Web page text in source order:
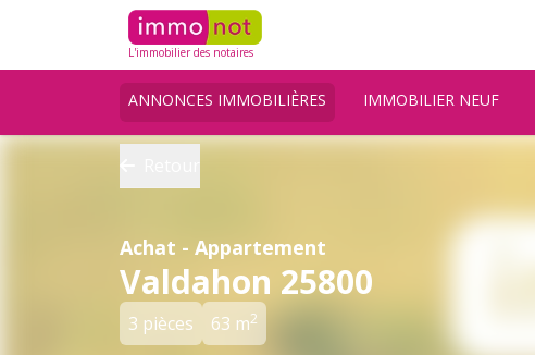
L'immobilier des notaires
ANNONCES IMMOBILIÈRES IMMOBILIER NEUF
Achat - Appartement
Valdahon 25800
3 pièces 63 m2